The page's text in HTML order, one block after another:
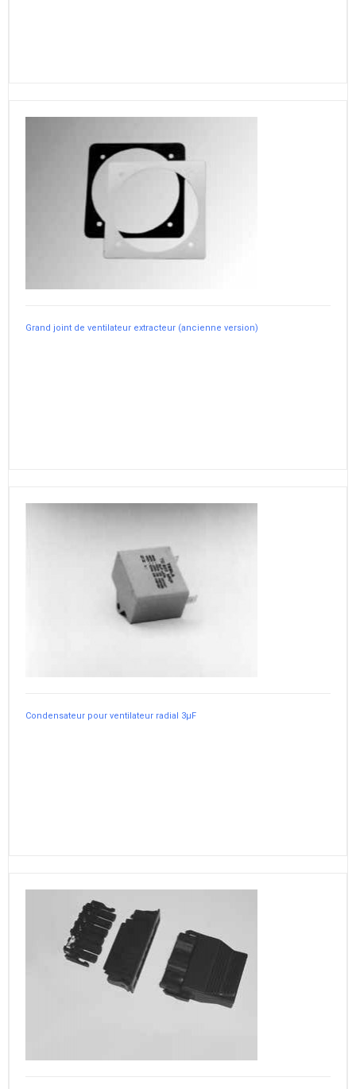
Grand joint de ventilateur extracteur (ancienne version)
Condensateur pour ventilateur radial 3µF